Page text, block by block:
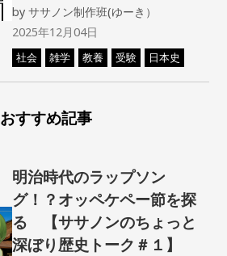
byササノン制作班(ゆーき）
2025年12月04日
社会 雑学 教養 受験 日本史
おすすめ記事
明治時代のラップソン
グ！？オッペケペー節を探
る 【ササノンのちょっと
深ぼり歴史トーク＃１】